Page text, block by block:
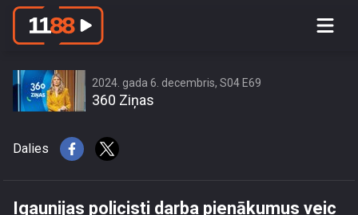
Igaunijas policisti darba pienākumus
2024. gada 6. decembris, S04 E69
360 Ziņas
Dalies
Igaunijas policisti darba pienākumus veic